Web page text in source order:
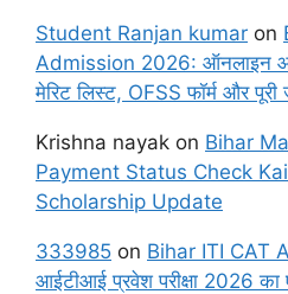
Student Ranjan kumar on
Admission 2026: ऑनलाइन
मेरिट लिस्ट, OFSS फॉर्म और पूरी
Krishna nayak on Bihar
Payment Status Check
Scholarship Update
333985 on Bihar ITI CAT
आईटीआई प्रवेश परीक्षा 2026 का